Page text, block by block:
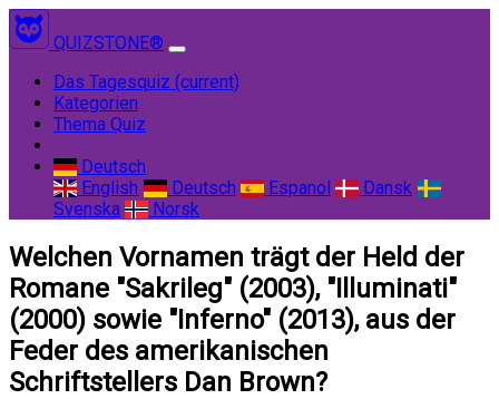
QUIZSTONE®
Das Tagesquiz (current)
Kategorien
Thema Quiz
Deutsch
English
Deutsch Espanol
Dansk
Svenska
Norsk
Welchen Vornamen trägt der Held der
Romane "Sakrileg" (2003), "Illuminati"
(2000) sowie "Inferno" (2013), aus der
Feder des amerikanischen
Schriftstellers Dan Brown?